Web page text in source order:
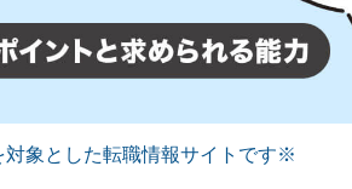
象とした転職情報サイトです※